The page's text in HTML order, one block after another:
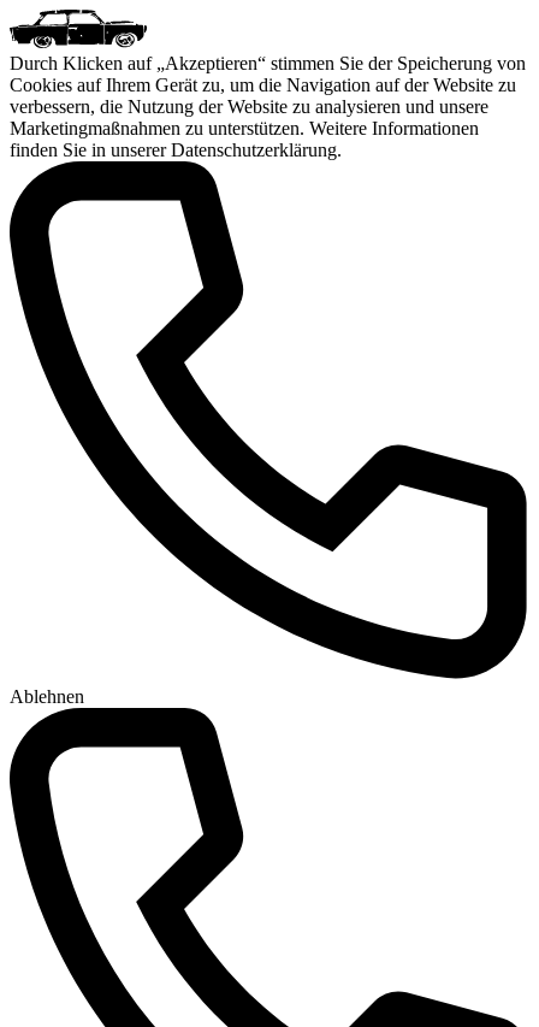
Durch Klicken auf „Akzeptieren“ stimmen Sie der Speicherung von
Cookies auf Ihrem Gerät zu, um die Navigation auf der Website zu
verbessern, die Nutzung der Website zu analysieren und unsere
Marketingmaßnahmen zu unterstützen. Weitere Informationen
finden Sie in unsererDatenschutzerklärung.
Ablehnen